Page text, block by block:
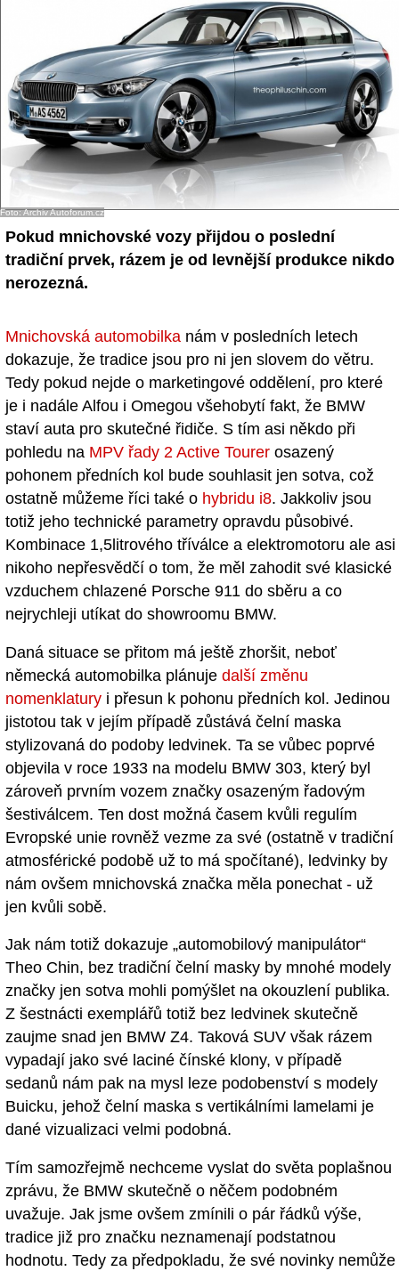
Foto: Archiv Autoforum.cz
Pokud mnichovské vozy přijdou o poslední
tradiční prvek, rázem je od levnější produkce nikdo
nerozezná.
Mnichovská automobilka nám v posledních letech
dokazuje, že tradice jsou pro ni jen slovem do větru.
Tedy pokud nejde o marketingové oddělení, pro které
je i nadále Alfou i Omegou všehobytí fakt, že BMW
staví auta pro skutečné řidiče. S tím asi někdo při
pohledu na MPV řady 2 Active Tourer osazený
pohonem předních kol bude souhlasit jen sotva, což
ostatně můžeme říci také o hybridu i8. Jakkoliv jsou
totiž jeho technické parametry opravdu působivé.
Kombinace 1,5litrového tříválce a elektromotoru ale asi
nikoho nepřesvědčí o tom, že měl zahodit své klasické
vzduchem chlazené Porsche 911 do sběru a co
nejrychleji utíkat do showroomu BMW.
Daná situace se přitom má ještě zhoršit, neboť
německá automobilka plánuje další změnu
nomenklatury i přesun k pohonu předních kol. Jedinou
jistotou tak v jejím případě zůstává čelní maska
stylizovaná do podoby ledvinek. Ta se vůbec poprvé
objevila v roce 1933 na modelu BMW 303, který byl
zároveň prvním vozem značky osazeným řadovým
šestiválcem. Ten dost možná časem kvůli regulím
Evropské unie rovněž vezme za své (ostatně v tradiční
atmosférické podobě už to má spočítané), ledvinky by
nám ovšem mnichovská značka měla ponechat - už
jen kvůli sobě.
Jak nám totiž dokazuje „automobilový manipulátor“
Theo Chin, bez tradiční čelní masky by mnohé modely
značky jen sotva mohli pomýšlet na okouzlení publika.
Z šestnácti exemplářů totiž bez ledvinek skutečně
zaujme snad jen BMW Z4. Taková SUV však rázem
vypadají jako své laciné čínské klony, v případě
sedanů nám pak na mysl leze podobenství s modely
Buicku, jehož čelní maska s vertikálními lamelami je
dané vizualizaci velmi podobná.
Tím samozřejmě nechceme vyslat do světa poplašnou
zprávu, že BMW skutečně o něčem podobném
uvažuje. Jak jsme ovšem zmínili o pár řádků výše,
tradice již pro značku neznamenají podstatnou
hodnotu. Tedy za předpokladu, že své novinky nemůže